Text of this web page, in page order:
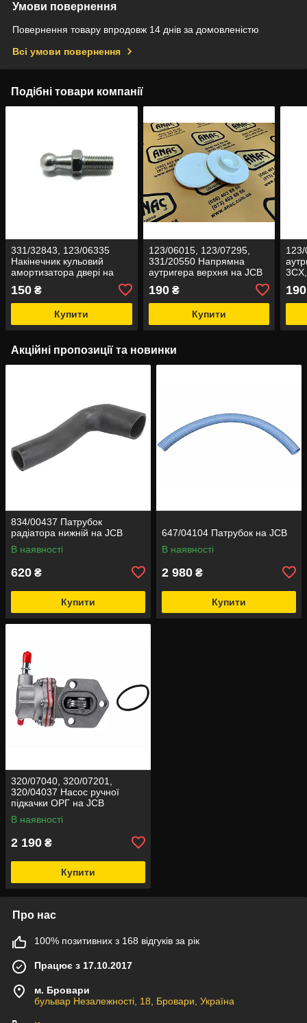
Умови повернення
Повернення товару впродовж 14 днів за домовленістю
Всі умови повернення
Подібні товари компанії
331/32843, 123/06335
Накінечник кульовий
амортизатора двері на
150 ₴
Купити
123/06015, 123/07295,
331/20550 Напрямна
аутригера верхня на JCB
190₴
Купити
190
Акційні пропозиції та новинки
834/00437 Патрубок
радіатора нижній на JCB
В наявності
620 ₴
Купити
647/04104 Патрубок на JCB
В наявності
2 980 ₴
Купити
320/07040, 320/07201,
320/04037 Насос ручної
підкачки ОРГ на JCB
В наявності
2 190 ₴
Купити
Про нас
100% позитивних з 168 відгуків за рік
Працює з 17.10.2017
м. Бровари
бульвар Незалежності, 18, Бровари, Україна